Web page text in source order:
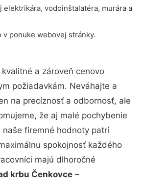
vodoinštalatéra, murára a
ponuke webovej stránky.
a zároveň cenovo
požiadavkám. Neváhajte a
na precíznosť a odbornosť, ale
že aj malé pochybenie
firemné hodnoty patrí
spokojnosť každého
majú dlhoročné
krbu Čenkovce –